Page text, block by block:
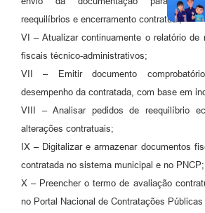
reequilíbrios e encerramento contratual;
VI – Atualizar continuamente o relatório de
fiscais técnico-administrativos;
VII – Emitir documento
desempenho da contratada, com base em
VIII – Analisar pedidos de reequilíbrio
alterações contratuais;
IX – Digitalizar e armazenar documentos
contratada no sistema municipal e no PNCP;
X – Preencher o termo de avaliação
no Portal Nacional de Contratações Públicas